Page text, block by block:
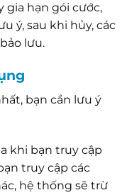
hạn gói cước,
ý, sau khi hủy, các
lưu.
bạn cần lưu ý
khi bạn truy cập
truy cập các
hệ thống sẽ trừ